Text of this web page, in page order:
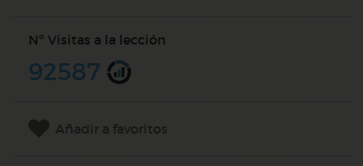
Nº Visitas a la lección
92587
Añadir a favoritos